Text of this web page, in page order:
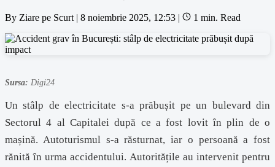
By Ziare pe Scurt | 8 noiembrie 2025, 12:53 | 1 min. Read
Sursa: Digi24
Un stâlp de electricitate s-a prăbușit pe un bulevard din
Sectorul 4 al Capitalei după ce a fost lovit în plin de o
mașină. Autoturismul s-a răsturnat, iar o persoană a fost
rănită în urma accidentului. Autoritățile au intervenit pentru